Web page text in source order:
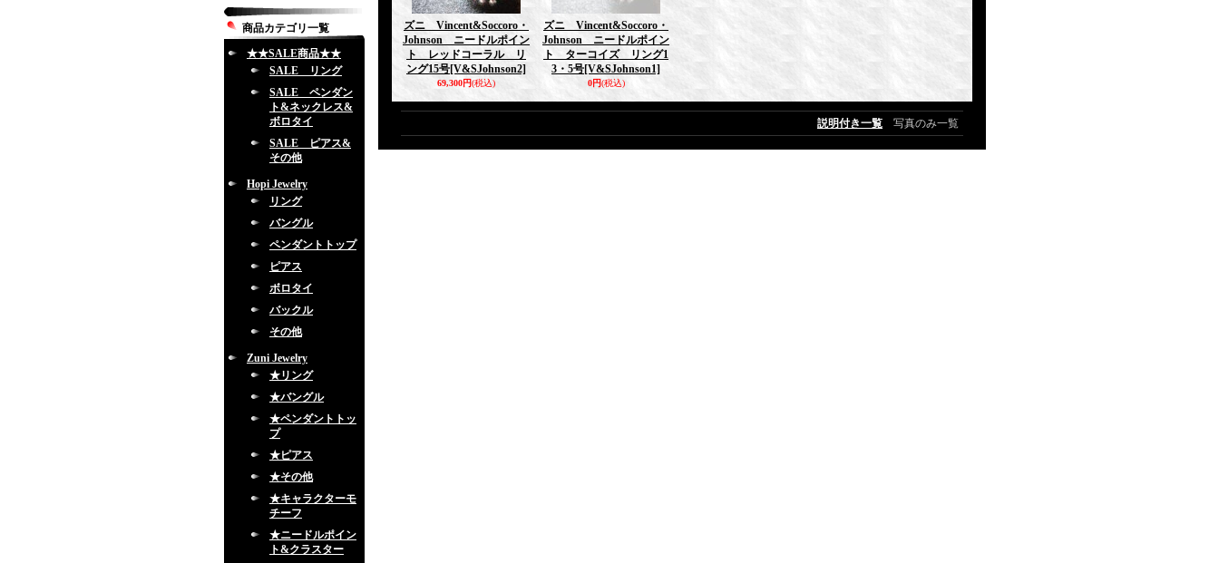
商品カテゴリ一覧
★★SALE商品★★
SALE リング
SALE ペンダン
ト&ネックレス&
ボロタイ
SALE ピアス&
その他
Hopi Jewelry
リング
バングル
ペンダントトップ
ピアス
ボロタイ
バックル
その他
Zuni Jewelry
★リング
★バングル
★ペンダントトッ
プ
★ピアス
★その他
★キャラクターモ
チーフ
★ニードルポイン
ト&クラスター
ズニ Vincent&Soccoro・
Johnson ニードルポイン
ト レッドコーラル リ
ング15号[V&SJohnson2]
69,300円(税込)
ズニ Vincent&Soccoro・
Johnson ニードルポイン
ト ターコイズ リング1
3・5号[V&SJohnson1]
0円(税込)
説明付き一覧 写真のみ一覧